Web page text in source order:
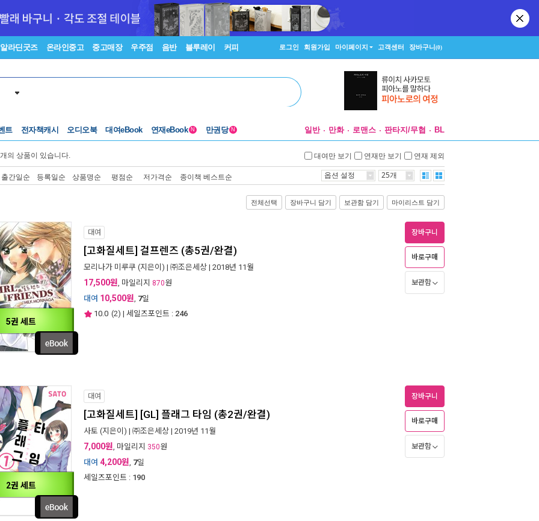
알라딘굿즈 온라인중고 중고매장 우주점 음반 블루레이 커피 로그인 회원가입 마이페이지 고객센터 장바구니(0)
트 전자책캐시 오디오북 대여eBook 연재eBook N 만권당 N 일반 만화 로맨스 판타지/무협 BL
개의 상품이 있습니다. 대여만 보기 연재만 보기 연재 제외
출간일순 등록일순 상품명순 평점순 저가격순 종이책 베스트순 옵션 설정 25개
전체선택 장바구니 담기 보관함 담기 마이리스트 담기
5권 세트
대여
[고화질세트] 걸프렌즈 (총5권/완결)
모리나가 미루쿠 (지은이) | ㈜조은세상 | 2018년 11월
17,500원, 마일리지 870원
대여 10,500원, 7일
10.0 (2) | 세일즈포인트 : 246
장바구니
바로구매
보관함
2권 세트
대여
[고화질세트] [GL] 플래그 타임 (총2권/완결)
사토 (지은이) | ㈜조은세상 | 2019년 11월
7,000원, 마일리지 350원
대여 4,200원, 7일
세일즈포인트 : 190
장바구니
바로구매
보관함